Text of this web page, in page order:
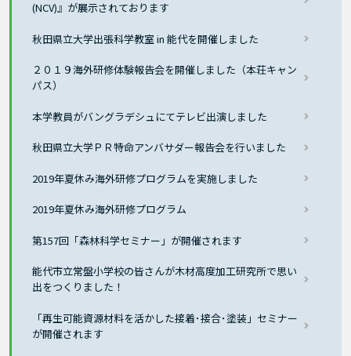
(NCV)』が展示されております
秋田県立大学出張科学教室 in 能代を開催しました
２０１９海外研修体験報告会を開催しました（本荘キャン
パス）
本学教員がバングラデシュにてテレビ出演しました
秋田県立大学ＰＲ特命アンバサダー報告会を行いました
2019年夏休み海外研修プログラムを実施しました
2019年夏休み海外研修プログラム
第157回「森林科学セミナー」が開催されます
能代市立常盤小学校の皆さんが木材高度加工研究所で思い
出をつくりました！
「再生可能資源材料を活かした接着･接合･塗装」セミナー
が開催されます